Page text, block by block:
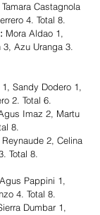
Castagnola
4. Total 8.
Mora Aldao 1,
3, Azu Uranga 3.
Sandy Dodero 1,
2. Total 6.
Imaz 2, Martu
8.
2, Celina
Total 8.
Pappini 1,
4. Total 8.
Dumbar 1,